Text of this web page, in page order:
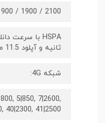
/ 1900 / 2100
ثانیه و آپلود 11.5 مگابیت بر ثانیه
شبکه 4G:
5|850, 7|2600,
40|2300, 41|2500